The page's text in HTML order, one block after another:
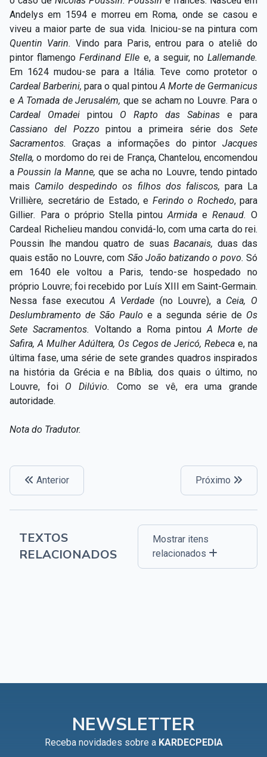
Andelys em 1594 e morreu em Roma, onde se casou e
viveu a maior parte de sua vida. Iniciou-se na pintura com
Quentin Varin. Vindo para Paris, entrou para o ateliê do
pintor flamengoFerdinand Elle e, a seguir, no Lallemande.
Em 1624 mudou-se para a Itália. Teve como protetor o
Cardeal Barberini, para o qual pintou A Morte de Germanicus
e A Tomada de Jerusalém, que se acham no Louvre. Para o
Cardeal Omadei pintou O Rapto das Sabinas e para
Cassiano del Pozzopintou a primeira série dos Sete
Sacramentos. Graças a informações do pintor Jacques
Stella,o mordomo do rei de França, Chantelou, encomendou
aPoussin la Manne, que se acha no Louvre, tendo pintado
mais Camilo despedindo os filhos dos faliscos, para La
Vrillière, secretário de Estado, e Ferindo o Rochedo, para
Gillier. Para o próprio Stella pintouArmidaeRenaud.O
Cardeal Richelieu mandou convidá-lo, com uma carta do rei.
Poussin lhe mandou quatro de suas Bacanais, duas das
quais estão no Louvre, com São João batizando o povo. Só
em 1640 ele voltou a Paris, tendo-se hospedado no
próprio Louvre; foi recebido por Luís XIII em Saint-Germain.
Nessa fase executou A Verdade (no Louvre), a Ceia, O
Deslumbramento de São Paulo e a segunda série de Os
Sete Sacramentos. Voltando a Roma pintou A Morte de
Safira, A Mulher Adúltera, Os Cegos de Jericó, Rebecae, na
última fase, uma série de sete grandes quadros inspirados
na história da Grécia e na Bíblia, dos quais o último, no
Louvre, foi O Dilúvio. Como se vê, era uma grande
autoridade.
Nota do Tradutor.
Anterior Próximo
TEXTOS
RELACIONADOS
Mostrar itens
relacionados
NEWSLETTER
Receba novidades sobre a KARDECPEDIA